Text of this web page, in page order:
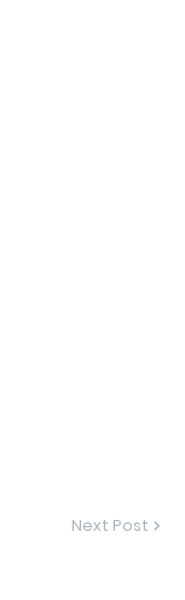
Next Post